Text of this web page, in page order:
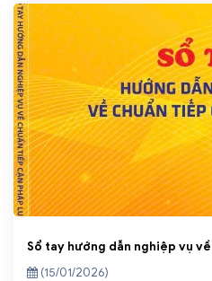
Sổ tay hướng dẫn nghiệp vụ
(15/01/2026)